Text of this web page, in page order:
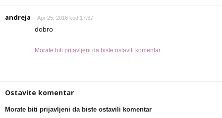
andreja Apr 25, 2016 kod 17:37
dobro
Morate biti prijavljeni da biste ostavili komentar
Ostavite komentar
Morate biti prijavljeni da biste ostavili komentar